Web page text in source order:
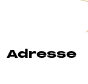
Adresse